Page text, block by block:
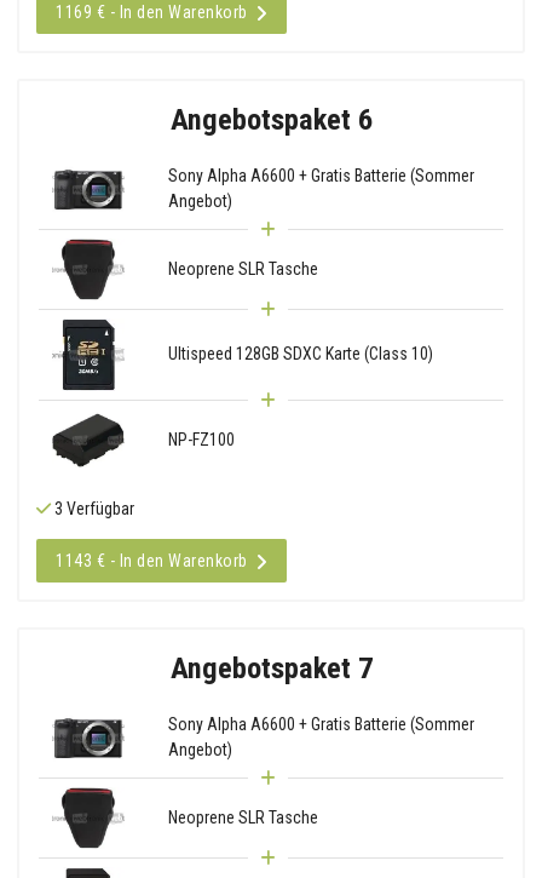
1169 € - In den Warenkorb
Angebotspaket 6
Sony Alpha A6600 + Gratis Batterie (Sommer
Angebot)
Neoprene SLR Tasche
Ultispeed 128GB SDXC Karte (Class 10)
NP-FZ100
3 Verfügbar
1143 € - In den Warenkorb
Angebotspaket 7
Sony Alpha A6600 + Gratis Batterie (Sommer
Angebot)
Neoprene SLR Tasche